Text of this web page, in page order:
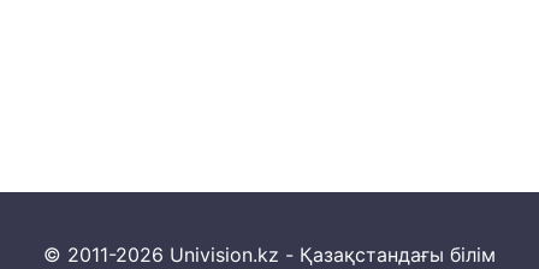
© 2011-2026 Univision.kz - Қазақстандағы білім